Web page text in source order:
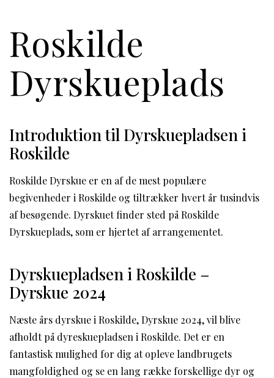
Roskilde
Dyrskueplads
Introduktion til Dyrskuepladsen i
Roskilde
Roskilde Dyrskue er en af de mest populære
begivenheder i Roskilde og tiltrækker hvert år tusindvis
af besøgende. Dyrskuet finder sted på Roskilde
Dyrskueplads, som er hjertet af arrangementet.
Dyrskuepladsen i Roskilde –
Dyrskue 2024
Næste års dyrskue i Roskilde, Dyrskue 2024, vil blive
afholdt på dyreskuepladsen i Roskilde. Det er en
fantastisk mulighed for dig at opleve landbrugets
mangfoldighed og se en lang række forskellige dyr og